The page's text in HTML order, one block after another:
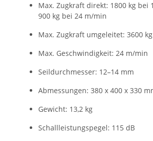
Max. Zugkraft direkt: 1800 kg bei
900 kg bei 24 m/min
Max. Zugkraft umgeleitet: 3600 kg
Max. Geschwindigkeit: 24 m/min
Seildurchmesser: 12–14 mm
Abmessungen: 380 x 400 x 330
Gewicht: 13,2 kg
Schallleistungspegel: 115 dB